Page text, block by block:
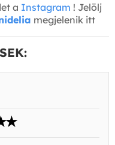
a Instagram ! Jelölj
megjelenik itt